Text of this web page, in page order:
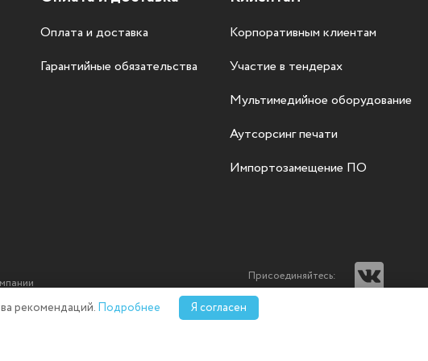
Оплата и доставка
Гарантийные обязательства
Корпоративным клиентам
Участие в тендерах
Мультимедийное оборудование
Аутсорсинг печати
Импортозамещение ПО
Присоединяйтесь:
рекомендаций. Подробнее Я согласен